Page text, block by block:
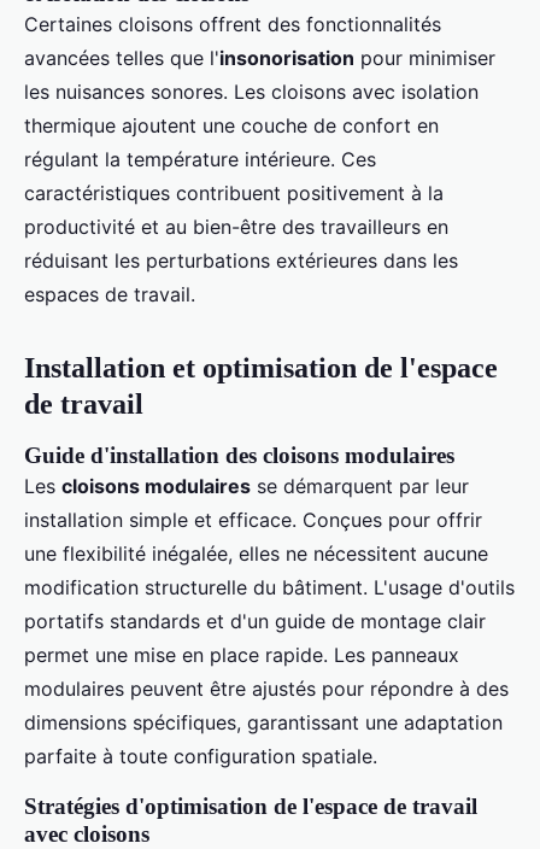
Certaines cloisons offrent des fonctionnalités
avancées telles que l'insonorisation pour minimiser
les nuisances sonores. Les cloisons avec isolation
thermique ajoutent une couche de confort en
régulant la température intérieure. Ces
caractéristiques contribuent positivement à la
productivité et au bien-être des travailleurs en
réduisant les perturbations extérieures dans les
espaces de travail.
Installation et optimisation de l'espace
de travail
Guide d'installation des cloisons modulaires
Les cloisons modulaires se démarquent par leur
installation simple et efficace. Conçues pour offrir
une flexibilité inégalée, elles ne nécessitent aucune
modification structurelle du bâtiment. L'usage d'outils
portatifs standards et d'un guide de montage clair
permet une mise en place rapide. Les panneaux
modulaires peuvent être ajustés pour répondre à des
dimensions spécifiques, garantissant une adaptation
parfaite à toute configuration spatiale.
Stratégies d'optimisation de l'espace de travail
avec cloisons